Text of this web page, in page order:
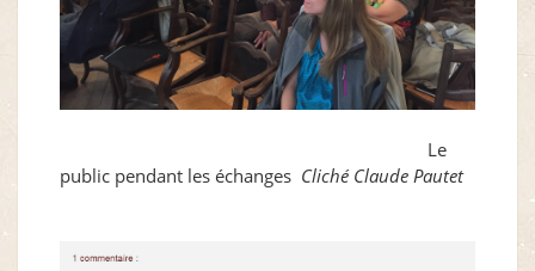
Le
public pendant les échanges Cliché Claude Pautet